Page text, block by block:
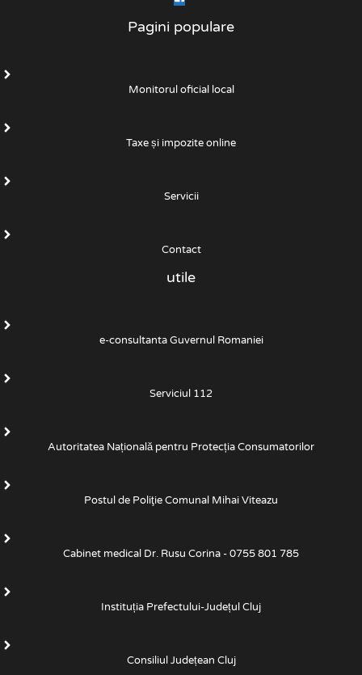
Pagini populare
Monitorul oficial local
Taxe și impozite online
Servicii
Contact
utile
e-consultanta Guvernul Romaniei
Serviciul 112
Autoritatea Națională pentru Protecția Consumatorilor
Postul de Poliţie Comunal Mihai Viteazu
Cabinet medical Dr. Rusu Corina - 0755 801 785
Instituția Prefectului-Județul Cluj
Consiliul Județean Cluj